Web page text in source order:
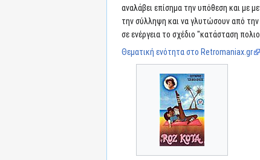
αναλάβει επίσημα την υπόθεση και με
την σύλληψη και να γλυτώσουν από
σε ενέργεια το σχέδιο "κατάσταση
Θεματική ενότητα στο Retromaniax.gr